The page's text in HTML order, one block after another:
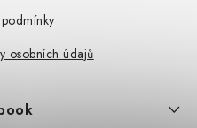
osobních údajů